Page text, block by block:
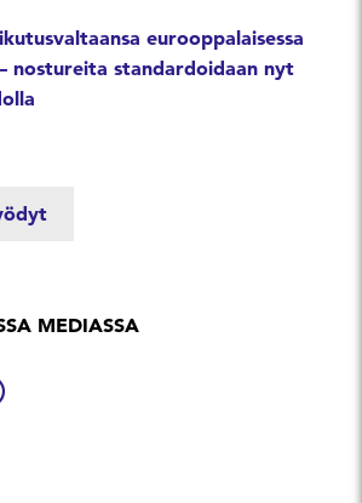
eurooppalaisessa
nostureita standardoidaan nyt
MEDIASSA
Whatsappissa